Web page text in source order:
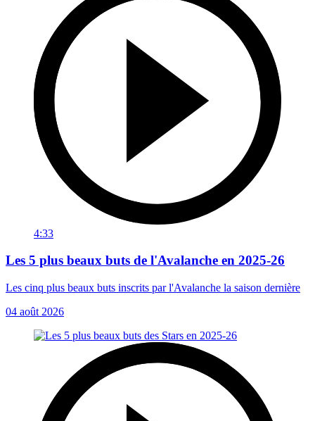
4:33
Les 5 plus beaux buts de l'Avalanche en 2025-26
Les cinq plus beaux buts inscrits par l'Avalanche la saison dernière
04 août 2026